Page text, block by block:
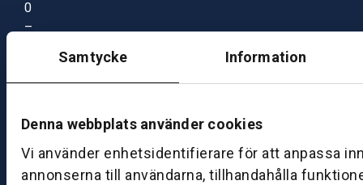
Samtycke Information
Denna webbplats använder cookies
Vi använder enhetsidentifierare för att anpassa
annonserna till användarna, tillhandahålla
0
–
0
B
ut